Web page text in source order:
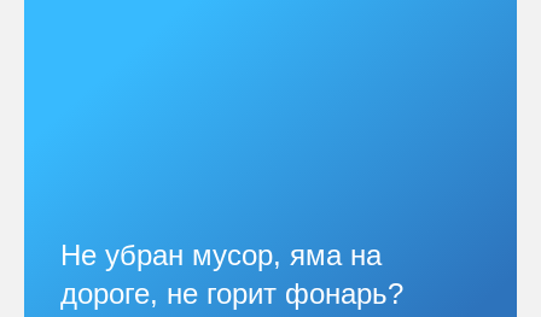
Не убран мусор, яма на
дороге, не горит фонарь?